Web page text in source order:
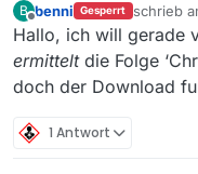
B
Offline
benni Gesperrt schrieb
zuletzt
Hallo, ich will gerade
ermitteltdie Folge
doch der Download
1 Antwort